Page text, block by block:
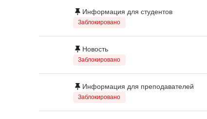
Информация для студентов
Заблокировано
Новость
Заблокировано
Информация для преподавателей
Заблокировано